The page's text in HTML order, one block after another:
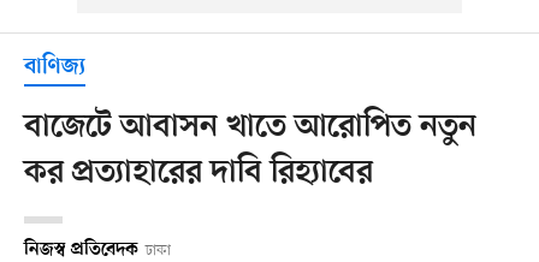
বাণিজ্য
বাজেটে আবাসন খাতে আরোপিত নতুন
কর প্রত্যাহারের দাবি রিহ্যাবের
নিজস্ব প্রতিবেদক ঢাকা